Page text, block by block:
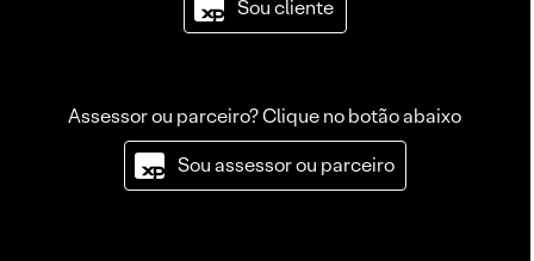
Sou cliente
Assessor ou parceiro? Clique no botão abaixo
Sou assessor ou parceiro